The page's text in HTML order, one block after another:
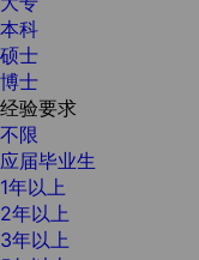
本科
硕士
博士
经验要求
不限
应届毕业生
1年以上
2年以上
3年以上